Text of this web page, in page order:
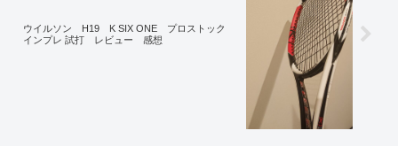
ウイルソン H19 K SIX ONE プロストック
インプレ 試打 レビュー 感想